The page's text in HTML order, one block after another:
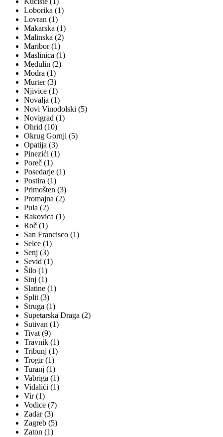
Loborika (1)
Lovran (1)
Makarska (1)
Malinska (2)
Maribor (1)
Maslinica (1)
Medulin (2)
Modra (1)
Murter (3)
Njivice (1)
Novalja (1)
Novi Vinodolski (5)
Novigrad (1)
Ohrid (10)
Okrug Gornji (5)
Opatija (3)
Pinezići (1)
Poreč (1)
Posedarje (1)
Postira (1)
Primošten (3)
Promajna (2)
Pula (2)
Rakovica (1)
Roč (1)
San Francisco (1)
Selce (1)
Senj (3)
Sevid (1)
Šilo (1)
Sinj (1)
Slatine (1)
Split (3)
Struga (1)
Supetarska Draga (2)
Sutivan (1)
Tivat (9)
Travnik (1)
Tribunj (1)
Trogir (1)
Turanj (1)
Vabriga (1)
Vidalići (1)
Vir (1)
Vodice (7)
Zadar (3)
Zagreb (5)
Zaton (1)